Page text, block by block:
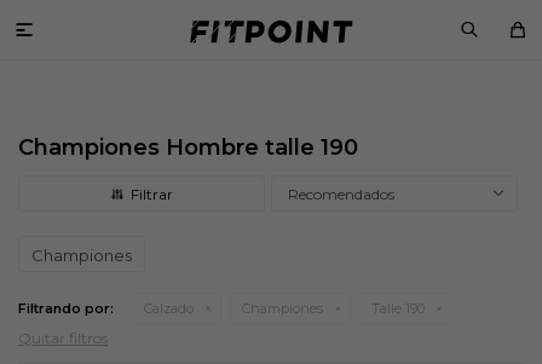

Championes Hombre talle 190
Recomendados
Championes
Filtrando por: Calzado Championes Talle 190
Quitar filtros